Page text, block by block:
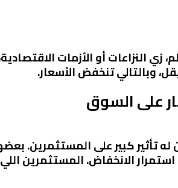
زي النزاعات أو الأزمات
وبالتالي تنخفض الأسعار.
على السوق
تأثير كبير على المستثمرين.
الانخفاض. المستثمرين